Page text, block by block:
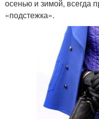
осенью и зимой, всегда
«подстежка».